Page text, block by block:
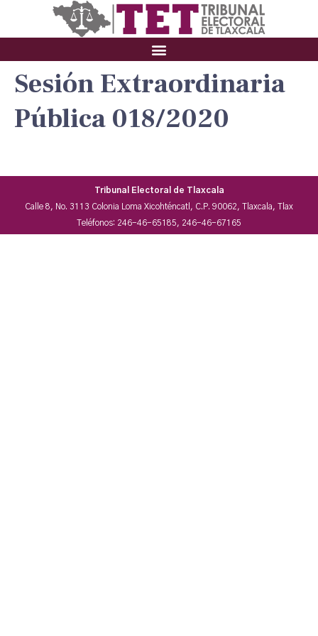
Sesión Extraordinaria
Pública 018/2020
Tribunal Electoral de Tlaxcala
Calle 8, No. 3113 Colonia Loma Xicohténcatl, C.P. 90062, Tlaxcala, Tlax
Teléfonos: 246-46-65185, 246-46-67165